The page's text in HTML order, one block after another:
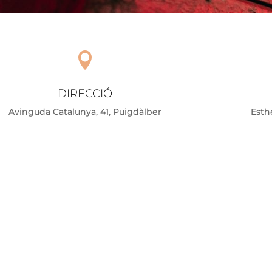

DIRECCIÓ
Avinguda Catalunya, 41, Puigdàlber